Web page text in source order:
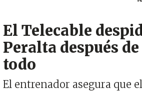
El Telecable
Peralta después
todo
El entrenador asegura que